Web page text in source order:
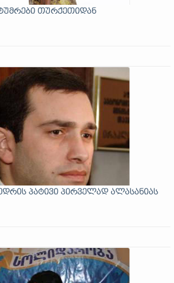
თურქეთიდან
პატივი პირველად ალასანიას